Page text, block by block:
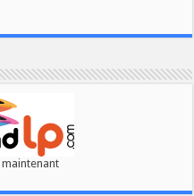
maintenant